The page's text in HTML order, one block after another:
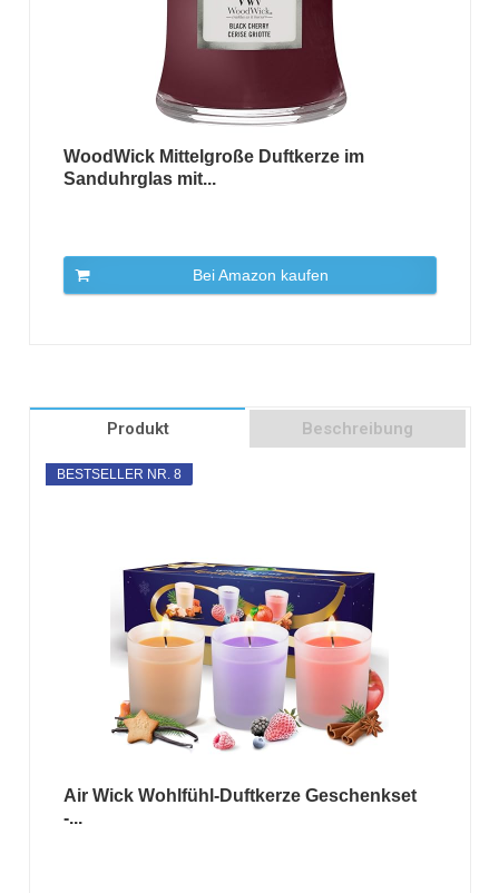
WoodWick Mittelgroße Duftkerze im
Sanduhrglas mit...
Bei Amazon kaufen
Produkt Beschreibung
BESTSELLER NR. 8
Air Wick Wohlfühl-Duftkerze Geschenkset
-...